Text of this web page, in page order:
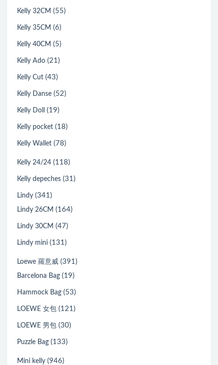
Kelly 32CM (55)
Kelly 35CM (6)
Kelly 40CM (5)
Kelly Ado (21)
Kelly Cut (43)
Kelly Danse (52)
Kelly Doll (19)
Kelly pocket (18)
Kelly Wallet (78)
Kelly 24/24 (118)
Kelly depeches (31)
Lindy (341)
Lindy 26CM (164)
Lindy 30CM (47)
Lindy mini (131)
Loewe 羅意威 (391)
Barcelona Bag (19)
Hammock Bag (53)
LOEWE 女包 (121)
LOEWE 男包 (30)
Puzzle Bag (133)
Mini kelly (946)